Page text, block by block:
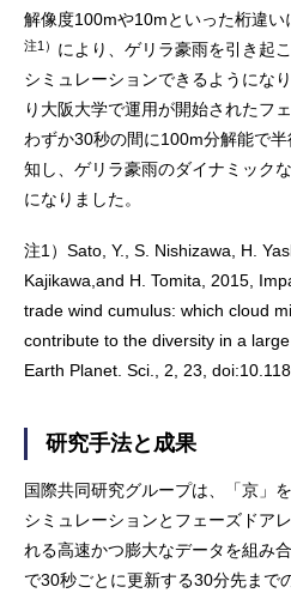
解像度100mや10mといった桁違
注1） により、ゲリラ豪雨を引き起
シミュレーションできるようにな
り大阪大学で運用が開始されたフ
わずか30秒の間に100m分解能で
知し、ゲリラ豪雨のダイナミック
になりました。
注1） Sato, Y., S. Nishizawa, H.
Kajikawa,and H. Tomita, 2015,
trade wind cumulus: which cloud
contribute to the diversity in a
Earth Planet. Sci., 2, 23,
研究手法と成果
国際共同研究グループは、「京」
シミュレーションとフェーズドア
れる高速かつ膨大なデータを組み
で30秒ごとに更新する30分先まで